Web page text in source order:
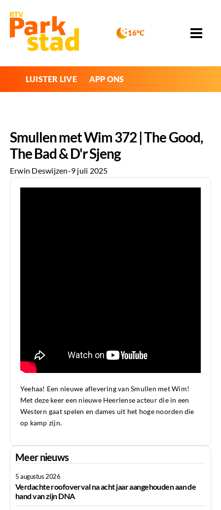
16°C
LUISTER LIVE APP ONS
Smullen met Wim 372 | The Good,
The Bad & D'r Sjeng
Erwin Deswijzen-9 juli 2025
Yeehaa! Een nieuwe aflevering van Smullen met Wim!
Met deze keer een nieuwe Heerlense acteur die in een
Western gaat spelen en dames uit het hoge noorden die
op kamp zijn.
Meer nieuws
5 augustus 2026
Verdachte roofoverval na acht jaar aangehouden aan de
hand van zijn DNA